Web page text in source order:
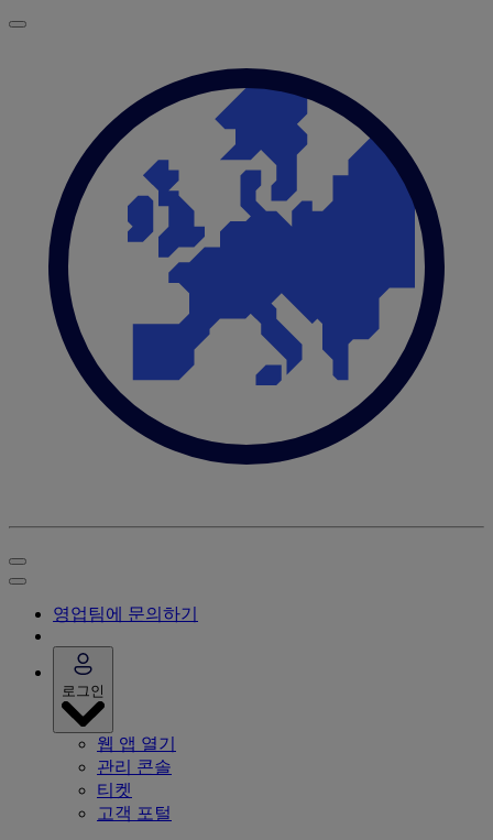
영업팀에 문의하기
로그인
웹 앱 열기
관리 콘솔
티켓
고객 포털